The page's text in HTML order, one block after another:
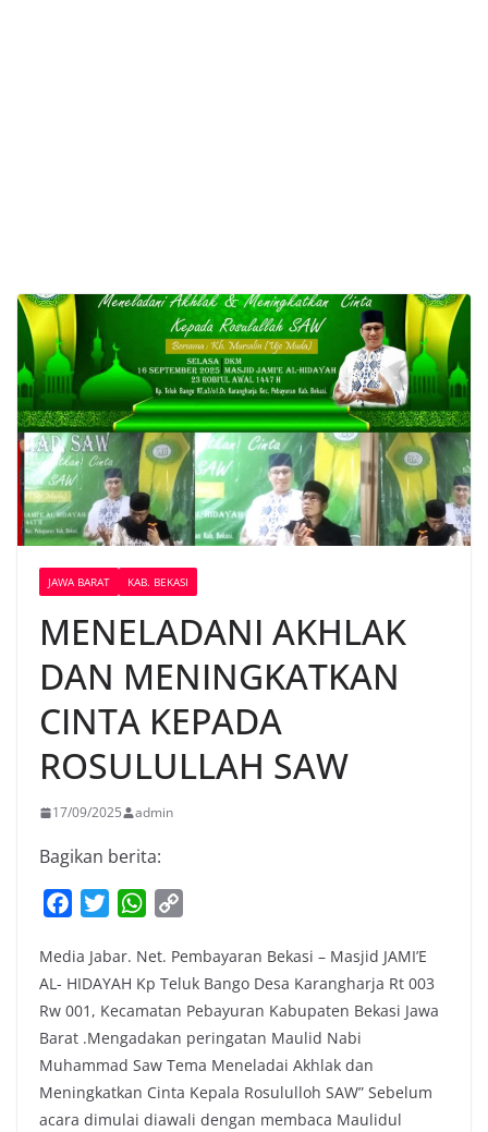
JAWA BARAT KAB. BEKASI
MENELADANI AKHLAK
DAN MENINGKATKAN
CINTA KEPADA
ROSULULLAH SAW
17/09/2025 admin
Bagikan berita:
c
e
b
o
o
k
i
t
t
e
r
W
a
t
s
A
p
p
p
y
L
n
k
Media Jabar. Net. Pembayaran Bekasi – Masjid JAMI’E
AL- HIDAYAH Kp Teluk Bango Desa Karangharja Rt 003
Rw 001, Kecamatan Pebayuran Kabupaten Bekasi Jawa
Barat .Mengadakan peringatan Maulid Nabi
Muhammad Saw Tema Meneladai Akhlak dan
Meningkatkan Cinta Kepala Rosululloh SAW” Sebelum
acara dimulai diawali dengan membaca Maulidul